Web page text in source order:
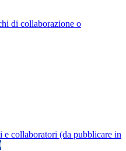
di collaborazione o
e collaboratori (da pubblicare in